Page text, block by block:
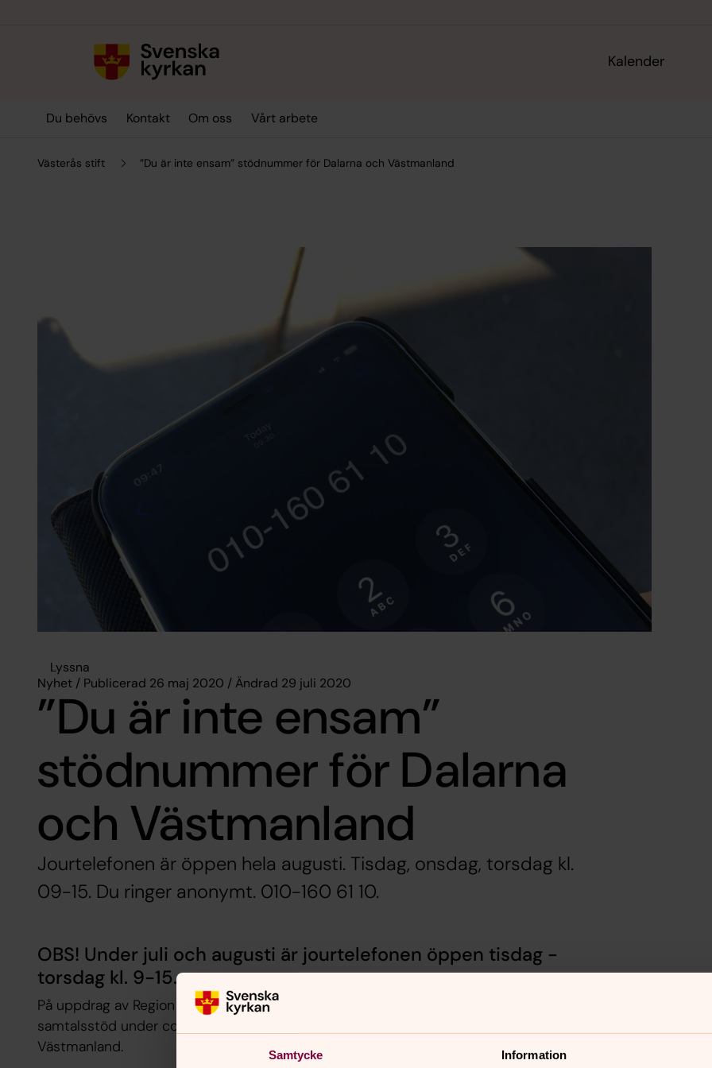
Samtycke Information
Kalender
Du behövs Kontakt Om oss Vårt arbete
Västerås stift ”Du är inte ensam” stödnummer för Dalarna och Västmanland
Lyssna
Nyhet / Publicerad 26 maj 2020 / Ändrad 29 juli 2020
”Du är inte ensam”
stödnummer för Dalarna
och Västmanland
Jourtelefonen är öppen hela augusti. Tisdag, onsdag, torsdag kl.
09-15. Du ringer anonymt. 010-160 61 10.
OBS! Under juli och augusti är jourtelefonen öppen tisdag -
torsdag kl. 9-15.
På uppdrag av Region Dalarna har Västerås stift öppnat ytterligare ett telefonnummer för
samtalsstöd under coronapandemin. Samma nummer finns sedan tidigare även i
Västmanland.